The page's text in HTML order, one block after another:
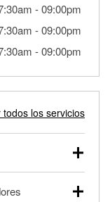
-09:00pm
-09:00pm
-09:00pm
todos los servicios
y